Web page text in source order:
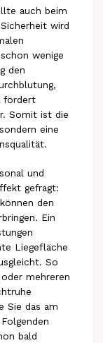
auch beim
wird
wenige
den
fördert
Somit ist die
eine
und
gefragt:
den
Ein
Liegefläche
So
mehreren
Sie das am
bald